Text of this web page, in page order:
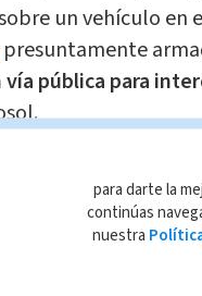
un vehículo en
vía pública para
del vehículo,
₡8 millones
y
para darte la
continúas
nuestra